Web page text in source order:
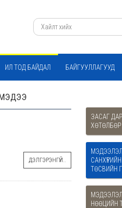
ИЛ ТОД БАЙДАЛ БАЙГУУЛЛАГУУД
МЭДЭЭ
ДЭЛГЭРЭНГҮЙ..
ЗАСАГ
ХӨТӨЛБӨР
ТӨСВИЙН
НӨӨЦИЙН